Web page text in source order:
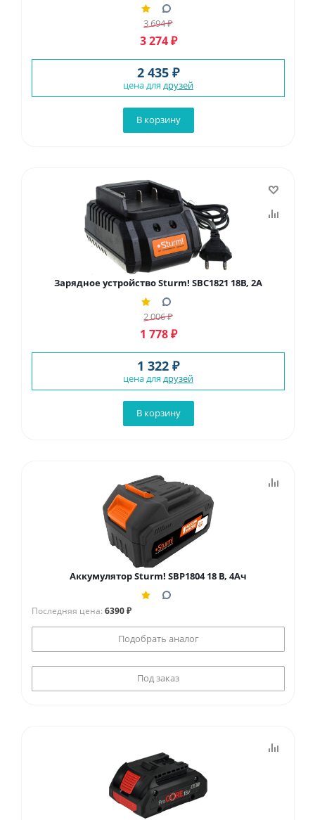
3 694₽
3 274₽
2 435 ₽
цена для друзей
В корзину
Зарядное устройство Sturm! SBC1821 18В, 2А
2 006₽
1 778₽
1 322 ₽
цена для друзей
В корзину
Аккумулятор Sturm! SBP1804 18 В, 4Ач
Последняя цена: 6390 ₽
Подобрать аналог
Под заказ